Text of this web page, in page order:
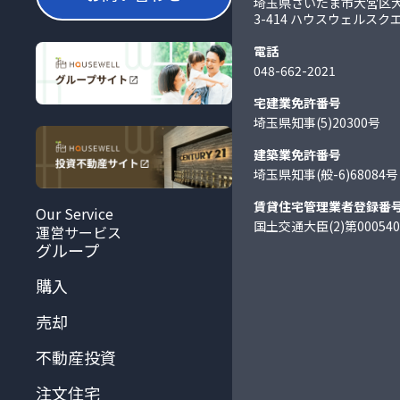
Our Service
運営サービス
グループ
購入
売却
不動産投資
注文住宅
3-414 ハウスウェルスク
電話
048-662-2021
宅建業免許番号
埼玉県知事(5)20300号
建築業免許番号
埼玉県知事(般-6)68084号
賃貸住宅管理業者登録番
国土交通大臣(2)第